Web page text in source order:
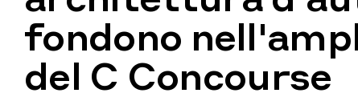
fondono
del C Concourse